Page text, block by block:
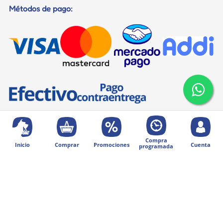
Inicio Comprar Promociones
Compra
programada
Cuenta
Métodos de pago: